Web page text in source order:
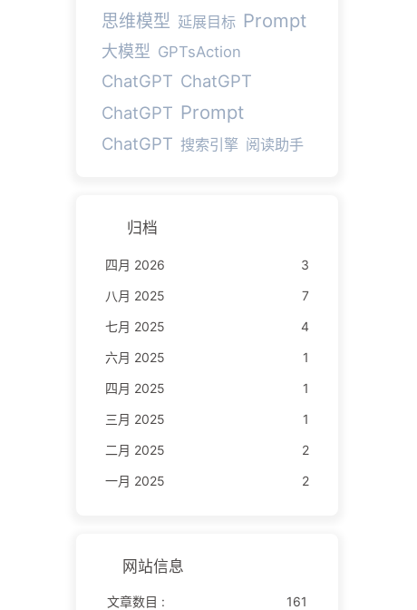
思维模型 延展目标 Prompt
大模型 GPTsAction
ChatGPT ChatGPT
ChatGPT Prompt
ChatGPT 搜索引擎 阅读助手
归档
四月 2026
3
八月 2025
7
七月 2025
4
六月 2025
1
四月 2025
1
三月 2025
1
二月 2025
2
一月 2025
2
网站信息
文章数目 :
161